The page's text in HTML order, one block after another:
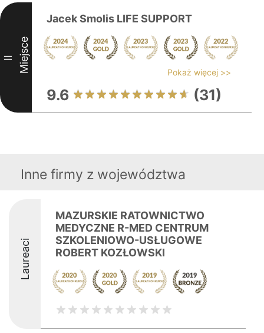
II Miejsce
Jacek Smolis LIFE SUPPORT
Pokaż więcej >>
9.6 (31)
Inne firmy z województwa
Laureaci
MAZURSKIE RATOWNICTWO
MEDYCZNE R-MED CENTRUM
SZKOLENIOWO-USŁUGOWE
ROBERT KOZŁOWSKI